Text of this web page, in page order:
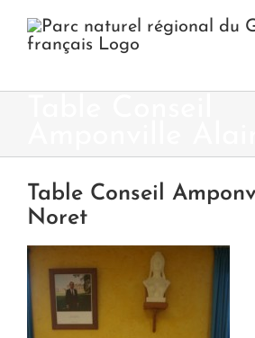
contenu
Table Conseil
Noret